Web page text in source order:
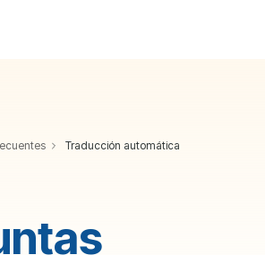
Traducción automática